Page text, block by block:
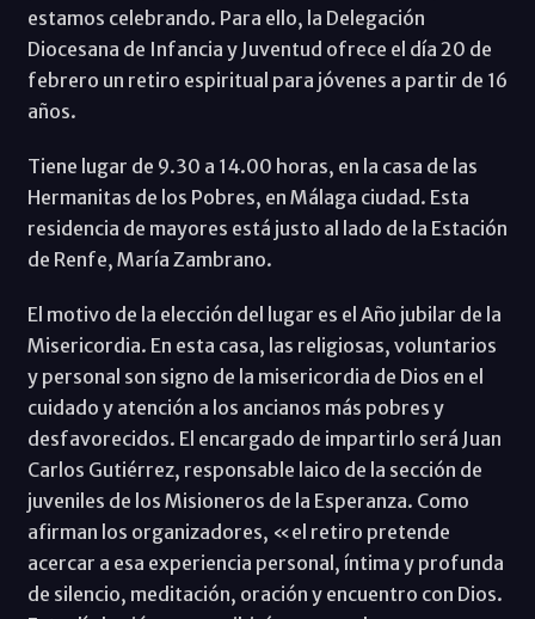
estamos celebrando. Para ello, la Delegación
Diocesana de Infancia y Juventud ofrece el día 20 de
febrero un retiro espiritual para jóvenes a partir de 16
años.
Tiene lugar de 9.30 a 14.00 horas, en la casa de las
Hermanitas de los Pobres, en Málaga ciudad. Esta
residencia de mayores está justo al lado de la Estación
de Renfe, María Zambrano.
El motivo de la elección del lugar es el Año jubilar de la
Misericordia. En esta casa, las religiosas, voluntarios
y personal son signo de la misericordia de Dios en el
cuidado y atención a los ancianos más pobres y
desfavorecidos. El encargado de impartirlo será Juan
Carlos Gutiérrez, responsable laico de la sección de
juveniles de los Misioneros de la Esperanza. Como
afirman los organizadores, «el retiro pretende
acercar a esa experiencia personal, íntima y profunda
de silencio, meditación, oración y encuentro con Dios.